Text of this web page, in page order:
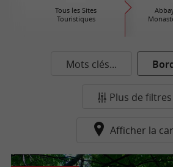
Tous les Sites
Touristiques
Mots clés...
Plus de filtres
Afficher la